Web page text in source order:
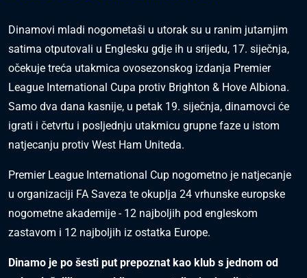
Dinamovi mladi nogometaši u utorak su u ranim jutarnjim
satima otputovali u Englesku gdje ih u srijedu, 17. siječnja,
očekuje treća utakmica ovosezonskog izdanja Premier
League International Cupa protiv Brighton & Hove Albiona.
Samo dva dana kasnije, u petak 19. siječnja, dinamovci će
igrati i četvrtu i posljednju utakmicu grupne faze u istom
natjecanju protiv West Ham Uniteda.
Premier League International Cup nogometno je natjecanje
u organizaciji FA Saveza te okuplja 24 vrhunske europske
nogometne akademije - 12 najboljih pod engleskom
zastavom i 12 najboljih iz ostatka Europe.
Dinamo je po šesti put prepoznat kao klub s jednom od